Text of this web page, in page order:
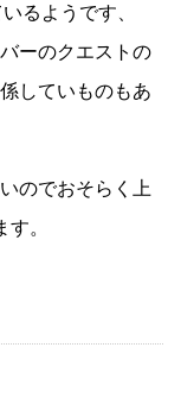
るようです、
ーのクエストの
していものもあ
のでおそらく上
。